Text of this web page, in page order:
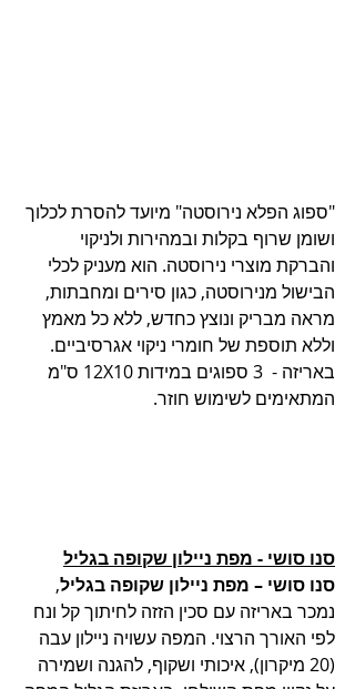
"ספוג הפלא נירוסטה" מיועד להסרת לכלוך
ושומן שרוף בקלות ובמהירות ולניקוי
והברקת מוצרי נירוסטה. הוא מעניק לכלי
הבישול מנירוסטה, כגון סירים ומחבתות,
מראה מבריק ונוצץ כחדש, ללא כל מאמץ
וללא תוספת של חומרי ניקוי אגרסיביים.
באריזה -  3 ספוגים במידות 12X10 ס"מ
המתאימים לשימוש חוזר.
סנו סושי - מפת ניילון שקופה בגליל
סנו סושי – מפת ניילון שקופה בגליל,
נמכר באריזה עם סכין הזזה לחיתוך קל ונח
לפי האורך הרצוי. המפה עשויה ניילון עבה
(20 מיקרון), איכותי ושקוף, להגנה ושמירה